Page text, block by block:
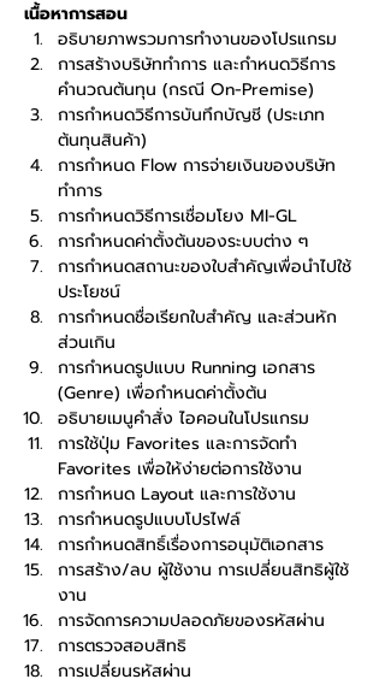
เนื้อหาการสอน
อธิบายภาพรวมการทำงานของโปรแกรม
การสร้างบริษัททำการ และกำหนดวิธีการ
คำนวณต้นทุน (กรณี On-Premise)
การกำหนดวิธีการบันทึกบัญชี (ประเภท
ต้นทุนสินค้า)
การกำหนด Flow การจ่ายเงินของบริษัท
ทำการ
การกำหนดวิธีการเชื่อมโยง MI-GL
การกำหนดค่าตั้งต้นของระบบต่าง ๆ
การกำหนดสถานะของใบสำคัญเพื่อนำไปใช้
ประโยชน์
การกำหนดชื่อเรียกใบสำคัญ และส่วนหัก
ส่วนเกิน
การกำหนดรูปแบบ Running เอกสาร
(Genre) เพื่อกำหนดค่าตั้งต้น
อธิบายเมนูคำสั่ง ไอคอนในโปรแกรม
การใช้ปุ่ม Favorites และการจัดทำ
Favorites เพื่อให้ง่ายต่อการใช้งาน
การกำหนด Layout และการใช้งาน
การกำหนดรูปแบบโปรไฟล์
การกำหนดสิทธิ์เรื่องการอนุมัติเอกสาร
การสร้าง/ลบ ผู้ใช้งาน การเปลี่ยนสิทธิผู้ใช้
งาน
การจัดการความปลอดภัยของรหัสผ่าน
การตรวจสอบสิทธิ
การเปลี่ยนรหัสผ่าน